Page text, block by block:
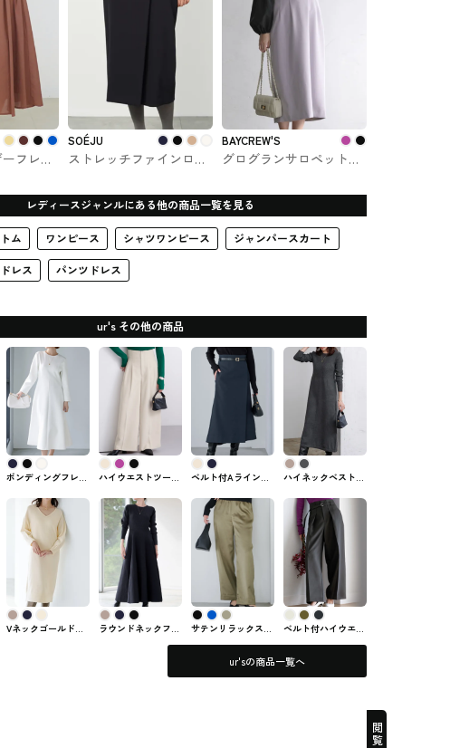
フレア
SOÉJU
ストレッチファインロン
SOÉJU（ソージュ）#ボ
トム
BAYCREW'S
グログランサロペットス
入できるLa Totalitéのス
カート
レディースジャンルにある他の商品一覧を見る
ム ワンピース シャツワンピース ジャンパースカート
ドレス パンツドレス
ur's その他の商品
ボンディングフレア
ンピース
ハイウエストツータ
ur's #ボトム
ベルト付Aラインラ
スカート
ハイネックベスト×
ップ ur's(ユアーズ)
Vネックゴールド釦
ラウンドネックフレ
アロングニットワン
サテンリラックスワ
イドパンツ ur's #ボ
ベルト付ハイウエス
トタックワイドパン
ツ ur's #ボトム
ur'sの商品一覧へ